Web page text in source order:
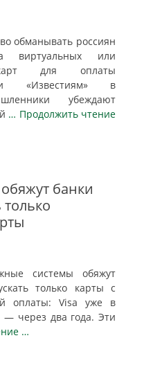
обманывать россиян
виртуальных или
карт для оплаты
«Известиям» в
убеждают
… Продолжить чтение
банки
системы обяжут
только карты с
оплаты: Visa уже в
— через два года. Эти
…